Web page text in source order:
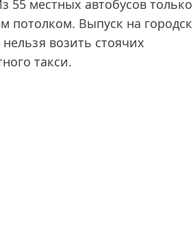
55 местных автобусов
потолком. Выпуск на
возить стоячих
такси.